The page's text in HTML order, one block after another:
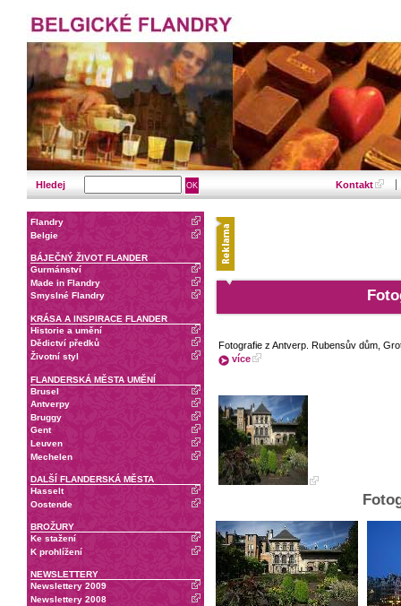
Hledej Kontakt
Flandry
Belgie
BÁJEČNÝ ŽIVOT FLANDER
Gurmánství
Made in Flandry
Smyslné Flandry
KRÁSA A INSPIRACE FLANDER
Historie a umění
Dědictví předků
Životní styl
FLANDERSKÁ MĚSTA UMĚNÍ
Brusel
Antverpy
Bruggy
Gent
Leuven
Mechelen
DALŠÍ FLANDERSKÁ MĚSTA
Hasselt
Oostende
BROŽURY
Ke stažení
K prohlížení
NEWSLETTERY
Newslettery 2009
Newslettery 2008
Fotografie z Antverp. Rubensův dům,
více